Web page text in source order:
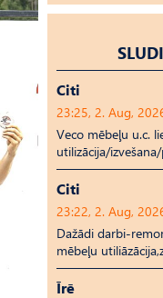
Citi
23:25, 2. Aug,
Veco mēbeļu u.c.
utilizācija/
Citi
23:22, 2. Aug,
Dažādi darbi-
mēbeļu
Īrē